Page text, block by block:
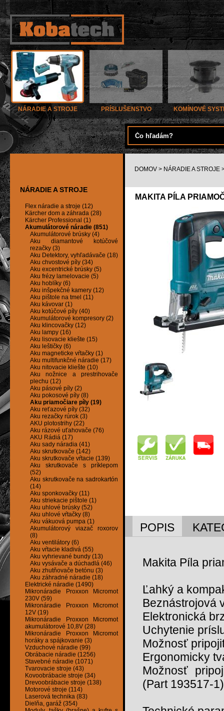
NÁRADIE A STROJE PRÍSLUŠENSTVO KOMÍNOVÉ
NÁRADIE A STROJE
Flex náradie a stroje (12)
Kärcher dom a záhrada (28)
Kärcher Professional (1)
Akumulátorové náradie (851)
Akumulátorové brúsky (4)
Aku diamantové kotúčové
rezačky (3)
Aku Detektory, vyhľadávače (18)
Aku chvostové píly (34)
Aku excentrické brúsky (5)
Aku frézy lamelovacie (5)
Aku hoblíky (6)
Aku inšpekčné kamery (12)
Aku pištole na tmel (11)
Aku kávovar (1)
Aku kotúčové píly (40)
Akumulátorové kompresory (2)
Aku klincovačky (12)
Aku lampy (16)
Aku lisovacie kliešte (15)
Aku leštičky (6)
Aku magneticke vŕtačky (1)
Aku multifunkčné náradie (17)
Aku nitovacie kliešte (10)
Aku nožnice a prestrihovače
plechu (12)
Aku pásové píly (2)
Aku pokosové píly (8)
Aku priamočiare píly (19)
Aku reťazové píly (32)
Aku rezačky rúrok (3)
AKU plotostrihy (22)
Aku rázové uťahovače (76)
AKU Rádiá (17)
Aku sady náradia (41)
Aku skrutkovače (142)
Aku skrutkovače vŕtacie (139)
Aku skrutkovače s príklepom
(52)
Aku skrutkovače na sadrokartón
(14)
Aku sponkovačky (11)
Aku striekacie pištole (1)
Aku uhlové brúsky (52)
Aku uhlové vŕtačky (8)
Aku vákuová pumpa (1)
Akumulátorový viazač roxorov
(8)
Aku ventilátory (6)
Aku vŕtacie kladivá (55)
Aku vyhrievané bundy (13)
Aku vysávače a dúchadlá (46)
Aku zhutňovače betónu (3)
Aku záhradné náradie (18)
Elektrické náradie (1490)
Mikronáradie Proxxon Micromot
230V (59)
Mikronáradie Proxxon Micromot
12V (19)
Mikronáradie Proxxon Micromot
akumulátorové 10,8V (28)
Mikronáradie Proxxon Micromot
horáky a spájkovanie (3)
Vzduchové náradie (99)
Obrábacie náradie (1256)
Stavebné náradie (1071)
Tvarovacie stroje (43)
Kovoobrábacie stroje (34)
Drevoobrábacie stroje (138)
Motorové stroje (114)
Laserová technika (83)
Dielňa, garáž (354)
DOMOV > NÁRADIE A STROJE
MAKITA PÍLA
POPIS
Makita Píla
Ľahký a
Beznástrojová
Elektronická
Uchytenie
Možnosť
Ergonomicky
Možnosť
(Part 193517-1)